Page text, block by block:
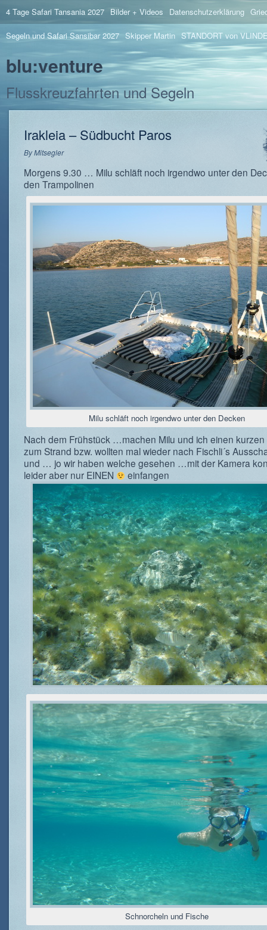
4 Tage Safari Tansania 2027 Bilder + Videos Datenschutzerklärung
Segeln und Safari Sansibar 2027 Skipper Martin STANDORT von
blu:venture
Flusskreuzfahrten und Segeln
Irakleia – Südbucht Paros
ByMitsegler
Morgens 9.30 … Milu schläft noch irgendwo unter den
den Trampolinen
Milu schläft noch irgendwo unter den Decken
Nach dem Frühstück …machen Milu und ich einen
zum Strand bzw. wollten mal wieder nach Fischli´s
und … jo wir haben welche gesehen …mit der Kamera
leider aber nur EINEN
einfangen
Schnorcheln und Fische